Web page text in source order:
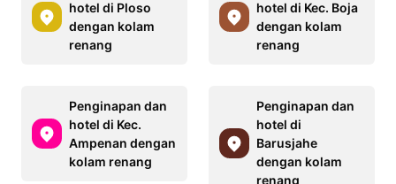
hotel di Ploso
dengan kolam
renang
hotel di Kec. Boja
dengan kolam
renang
Penginapan dan
hotel di Kec.
Ampenan dengan
kolam renang
Penginapan dan
hotel di
Barusjahe
dengan kolam
renang